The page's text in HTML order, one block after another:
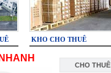
KHO CHO THUÊ
CHO THUÊ